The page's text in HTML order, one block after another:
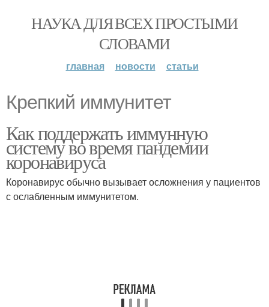
НАУКА ДЛЯ ВСЕХ ПРОСТЫМИ
СЛОВАМИ
главная новости статьи
Крепкий иммунитет
Как поддержать иммунную
систему во время пандемии
коронавируса
Коронавирус обычно вызывает осложнения у пациентов
с ослабленным иммунитетом.